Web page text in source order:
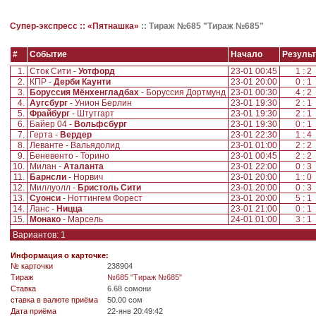
Супер-экспресс :: «Пятнашка» :: Тираж №685 "Тираж №685"
# Событие Начало
1. Сток Сити - Уотфорд 23-01 00:45 1 : 2
2.
КПР - Дерби Каунти 23-01 20:00 0 : 1
3.
Боруссия Мёнхенгладбах - Боруссия Дортмунд 23-01 00:30 4 : 2
4. Аугсбург - Унион Берлин 23-01 19:30 2 : 1
5. Фрайбург - Штутгарт 23-01 19:30 2 : 1
6.
Байер 04 - Вольфсбург 23-01 19:30 0 : 1
7.
Герта - Вердер 23-01 22:30 1 : 4
8. Леванте - Вальядолид 23-01 01:00 2 : 2
9.
Беневенто - Торино 23-01 00:45 2 : 2
10.
Милан - Аталанта 23-01 22:00 0 : 3
11.
Барнсли - Норвич 23-01 20:00 1 : 0
12.
Миллуолл - Бристоль Сити 23-01 20:00 0 : 3
13. Суонси - Ноттингем Форест 23-01 20:00 5 : 1
14. Ланс - Ницца 23-01 21:00 0 : 1
15.
Монако - Марсель 24-01 01:00 3 : 1
Вариантов: 1
Информация о карточке:
№ карточки
238904
Tираж
№685 "Тираж №685"
Ставка
6.68 сомони
ставка в валюте приёма
50.00 сом
Дата приёма
22-янв 20:49:42